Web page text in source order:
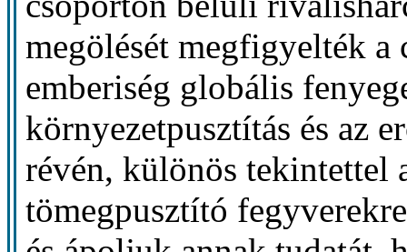
megölését megfigyelték
emberiség globális
környezetpusztítás és az
révén, különös tekintettel
tömegpusztító